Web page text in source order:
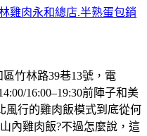
雞肉永和總店.半熟蛋包銷
竹林路39巷13號，電
16:00–19:30前陣子和美
風行的雞肉飯模式到底從何
內雞肉飯?不過怎麼說，這